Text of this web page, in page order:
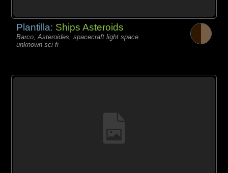
Plantilla: Ships Asteroids
Barco, Asteroides, spacecraft light space
unknown sci fi